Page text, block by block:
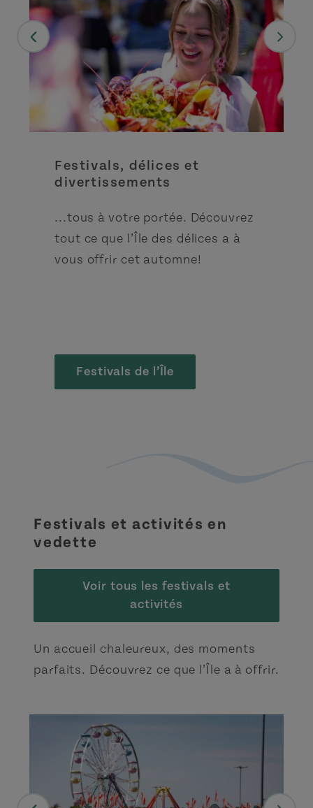
Festivals, délices et
divertissements
...tous à votre portée. Découvrez
tout ce que l’Île des délices a à
vous offrir cet automne!
Festivals de l’Île
Festivals et activités en
vedette
Un accueil chaleureux, des moments
parfaits. Découvrez ce que l’Île a à offrir.
Voir tous les festivals et
activités